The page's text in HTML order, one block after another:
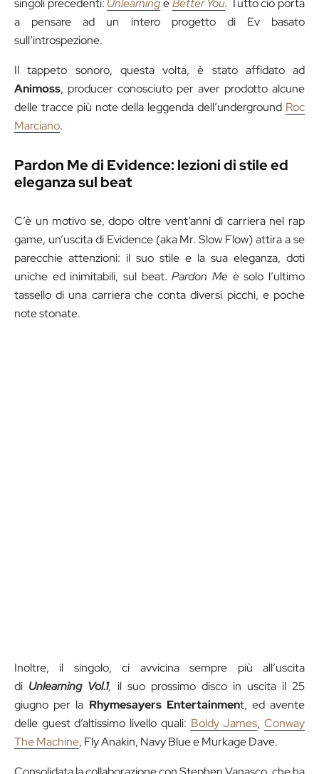
singoli precedenti: UnlearningeBetter You. Tutto ciò porta
a pensare ad un intero progetto di Ev basato
sull’introspezione.
Il tappeto sonoro, questa volta, è stato affidato ad
Animoss, producer conosciuto per aver prodotto alcune
delle tracce più note della leggenda dell’underground Roc
Marciano.
Pardon Me di Evidence: lezioni di stile ed
eleganza sul beat
C’è un motivo se, dopo oltre vent’anni di carriera nel rap
game, un’uscita di Evidence (aka Mr. Slow Flow) attira a se
parecchie attenzioni: il suo stile e la sua eleganza, doti
uniche ed inimitabili, sul beat.Pardon Me è solo l’ultimo
tassello di una carriera che conta diversi picchi, e poche
note stonate.
Inoltre, il singolo, ci avvicina sempre più all’uscita
di Unlearning Vol.1, il suo prossimo disco in uscita il 25
giugno per la Rhymesayers Entertainment, ed avente
delle guest d’altissimo livello quali: Boldy James,Conway
The Machine, Fly Anakin, Navy Blue e Murkage Dave.